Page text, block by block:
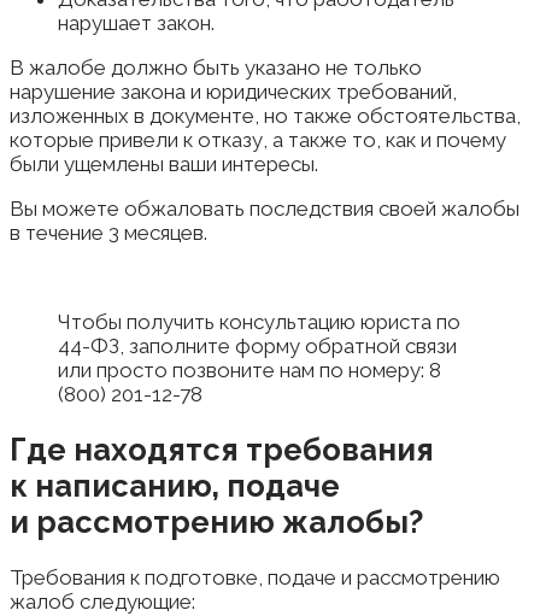
нарушает закон.
В жалобе должно быть указано не только
нарушение закона и юридических требований,
изложенных в документе, но также обстоятельства,
которые привели к отказу, а также то, как и почему
были ущемлены ваши интересы.
Вы можете обжаловать последствия своей жалобы
в течение 3 месяцев.
Чтобы получить консультацию юриста по
44-ФЗ, заполните форму обратной связи
или просто позвоните нам по номеру: 8
(800) 201-12-78
Где находятся требования
к написанию, подаче
и рассмотрению жалобы?
Требования к подготовке, подаче и рассмотрению
жалоб следующие: